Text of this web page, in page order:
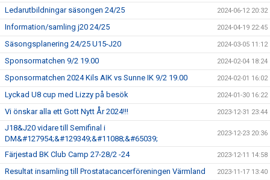
Ledarutbildningar säsongen 24/25 2024-06-12 20:32
Information/samling j20 24/25 2024-04-19 22:45
Säsongsplanering 24/25 U15-J20 2024-03-05 11:12
Sponsormatchen 9/2 19.00 2024-02-04 18:24
Sponsormatchen 2024 Kils AIK vs Sunne IK 9/2 19.00 2024-02-01 16:02
Lyckad U8 cup med Lizzy på besök 2024-01-30 16:22
Vi önskar alla ett Gott Nytt År 2024!!! 2023-12-31 23:44
J18&J20 vidare till Semifinal i
DM&#127954;&#129349;&#11088;&#65039;
2023-12-23 20:36
Färjestad BK Club Camp 27-28/2 -24 2023-12-11 14:58
Resultat insamling till Prostatacancerföreningen Värmland 2023-11-17 13:40